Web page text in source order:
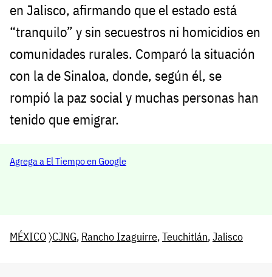
en Jalisco, afirmando que el estado está
“tranquilo” y sin secuestros ni homicidios en
comunidades rurales. Comparó la situación
con la de Sinaloa, donde, según él, se
rompió la paz social y muchas personas han
tenido que emigrar.
Agrega a El Tiempo en Google
MÉXICO〉CJNG, Rancho Izaguirre,Teuchitlán,Jalisco